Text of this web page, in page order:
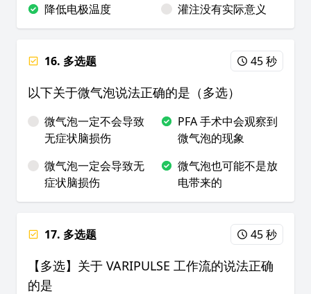
降低电极温度
灌注没有实际意义
16. 多选题 45 秒
以下关于微气泡说法正确的是（多选）
微气泡一定不会导致
无症状脑损伤
PFA 手术中会观察到
微气泡的现象
微气泡一定会导致无
症状脑损伤
微气泡也可能不是放
电带来的
17. 多选题 45 秒
【多选】关于 VARIPULSE 工作流的说法正确
的是